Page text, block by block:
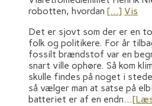
robotten, hvordan […] Vis
Det er sjovt som der er en
folk og politikere. For år
fossilt brændstof var en
snart ville ophøre. Så kom
skulle findes på noget i
så vælger man at satse på
batteriet er af en endn…